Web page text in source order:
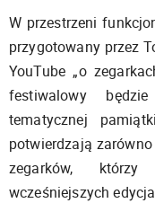
W przestrzeni
przygotowany przez
YouTube „o
festiwalowy
tematycznej
potwierdzają
zegarków,
wcześniejszych